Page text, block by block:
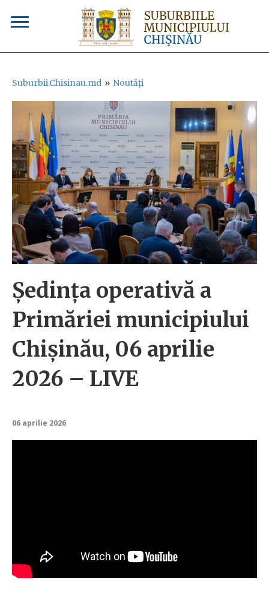
Suburbii.Chisinau.md » Noutăți
Ședința operativă a
Primăriei municipiului
Chișinău, 06 aprilie
2026 – LIVE
06 aprilie 2026